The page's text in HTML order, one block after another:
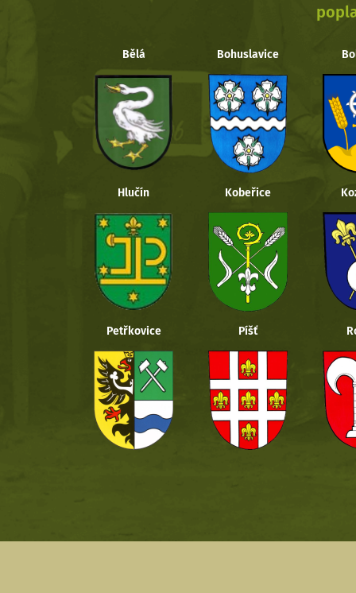
Bělá Bohuslavice
Hlučín Kobeřice
Petřkovice Píšť